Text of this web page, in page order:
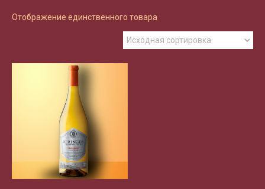
Отображение единственного товара